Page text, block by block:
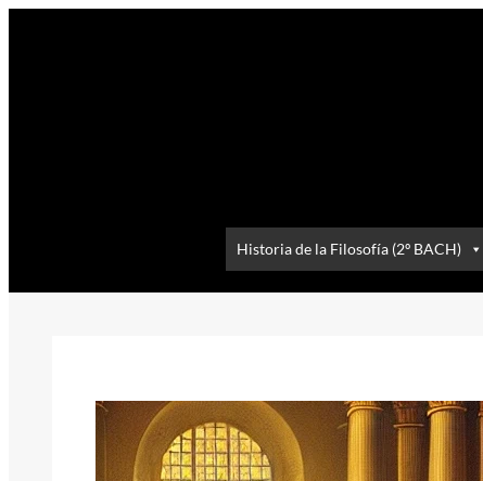
Historia de la Filosofía (2º BACH)